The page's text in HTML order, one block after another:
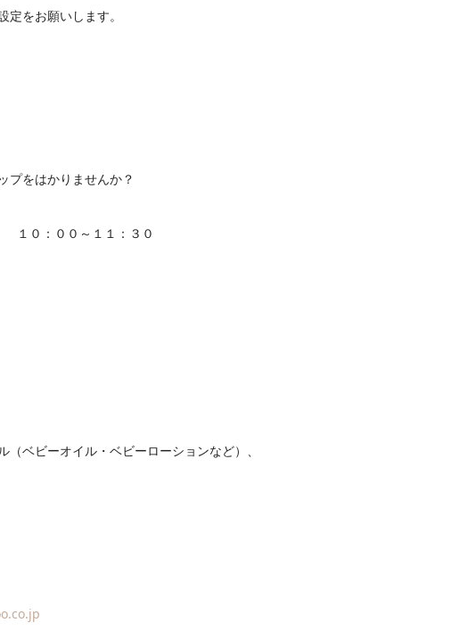
をお願いします。
プをはかりませんか？
１０：００～１１：３０
ベビーオイル・ベビーローションなど）、